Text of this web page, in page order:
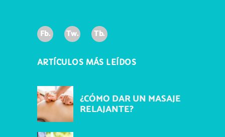
Fb. Tw. Tb.
ARTÍCULOS MÁS LEÍDOS
¿CÓMO DAR UN MASAJE
RELAJANTE?